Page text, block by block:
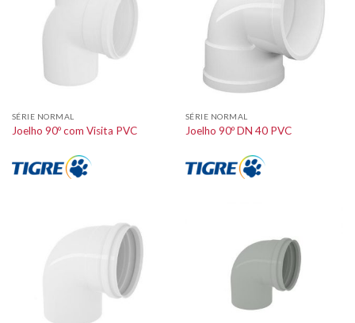
SÉRIE NORMAL
Joelho 90º com Visita PVC
SÉRIE NORMAL
Joelho 90º DN 40 PVC